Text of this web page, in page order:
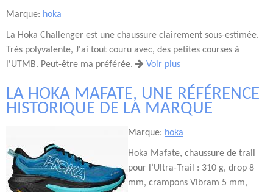
Marque: hoka
La Hoka Challenger est une chaussure clairement sous-estimée.
Très polyvalente, J'ai tout couru avec, des petites courses à
l'UTMB. Peut-être ma préférée.
Voir plus
LA HOKA MAFATE, UNE RÉFÉRENCE
HISTORIQUE DE LA MARQUE
Marque: hoka
Hoka Mafate, chaussure de trail
pour l’Ultra-Trail : 310 g, drop 8
mm, crampons Vibram 5 mm,